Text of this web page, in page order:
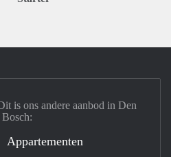
is ons andere aanbod in Den
Bosch:
Appartementen